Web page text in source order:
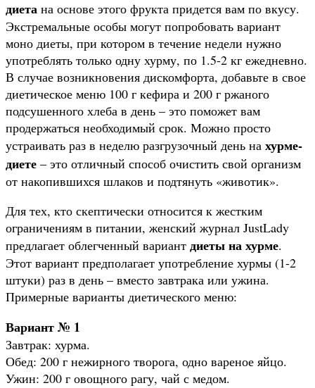
диета на основе этого фрукта придется вам по вкусу.
Экстремальные особы могут попробовать вариант
моно диеты, при котором в течение недели нужно
употреблять только одну хурму, по 1.5-2 кг ежедневно.
В случае возникновения дискомфорта, добавьте в свое
диетическое меню 100 г кефира и 200 г ржаного
подсушенного хлеба в день – это поможет вам
продержаться необходимый срок. Можно просто
устраивать раз в неделю разгрузочный день на хурме-
диете – это отличный способ очистить свой организм
от накопившихся шлаков и подтянуть «животик».
Для тех, кто скептически относится к жестким
ограничениям в питании, женский журнал JustLady
предлагает облегченный вариант диеты на хурме.
Этот вариант предполагает употребление хурмы (1-2
штуки) раз в день – вместо завтрака или ужина.
Примерные варианты диетического меню:
Вариант № 1
Завтрак: хурма.
Обед: 200 г нежирного творога, одно вареное яйцо.
Ужин: 200 г овощного рагу, чай с медом.